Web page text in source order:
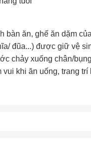
bàn ăn, ghế ăn dặm
đũa...) được giữ vệ
chảy xuống chân/
vui khi ăn uống, trang